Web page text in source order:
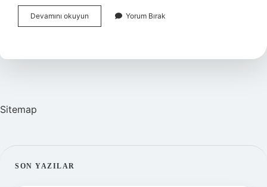
Devamını okuyun Bayındırlık
Kelime
Yorum Bırak
Sitemap
SIDEBAR
SON YAZILAR